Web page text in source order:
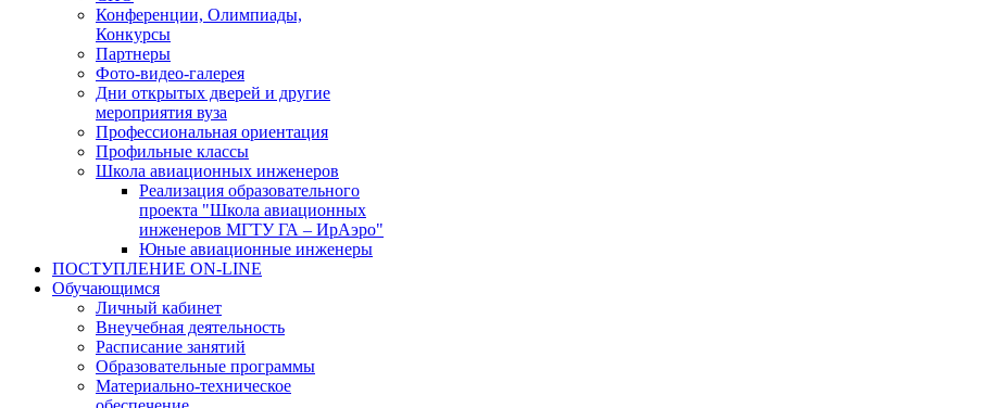
Конференции, Олимпиады,
Конкурсы
Партнеры
Фото-видео-галерея
Дни открытых дверей и другие
мероприятия вуза
Профессиональная ориентация
Профильные классы
Школа авиационных инженеров
Реализация образовательного
проекта "Школа авиационных
инженеров МГТУ ГА – ИрАэро"
Юные авиационные инженеры
ПОСТУПЛЕНИЕ ON-LINE
Обучающимся
Личный кабинет
Внеучебная деятельность
Расписание занятий
Образовательные программы
Материально-техническое